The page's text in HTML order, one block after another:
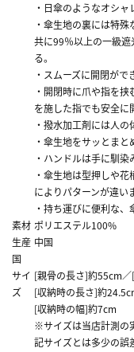
・日傘のようなオシ
・傘生地の裏には特
共に99％以上の一級
る。
・スムーズに開閉がで
・開閉時に爪や指を
を施した指でも安全に
・撥水加工剤には人の
・傘生地をサッとまと
・ハンドルは手に馴染
・傘生地は型押しや
によりパターンが違い
・持ち運びに便利な、
素材 ポリエステル100%
生産
国
中国
サイ
ズ
[親骨の長さ]約55cm
[収納時の長さ]約
[収納時の幅]約7cm
※サイズは当店計測の
記サイズとは多少の誤